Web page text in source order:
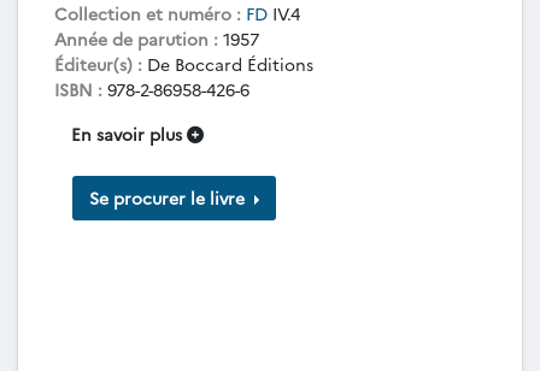
Collection et numéro : FD IV.4
Année de parution : 1957
Éditeur(s) : De Boccard Éditions
ISBN : 978-2-86958-426-6
En savoir plus
Se procurer le livre